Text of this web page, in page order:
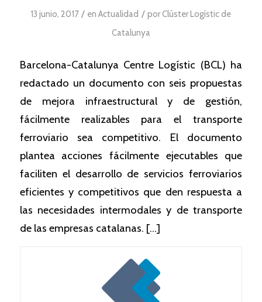
13 junio, 2017 / enActualidad / porClúster Logístic de
Catalunya
Barcelona-Catalunya Centre Logístic (BCL) ha
redactado un documento con seis propuestas
de mejora infraestructural y de gestión,
fácilmente realizables para el transporte
ferroviario sea competitivo. El documento
plantea acciones fácilmente ejecutables que
faciliten el desarrollo de servicios ferroviarios
eficientes y competitivos que den respuesta a
las necesidades intermodales y de transporte
de las empresas catalanas. […]